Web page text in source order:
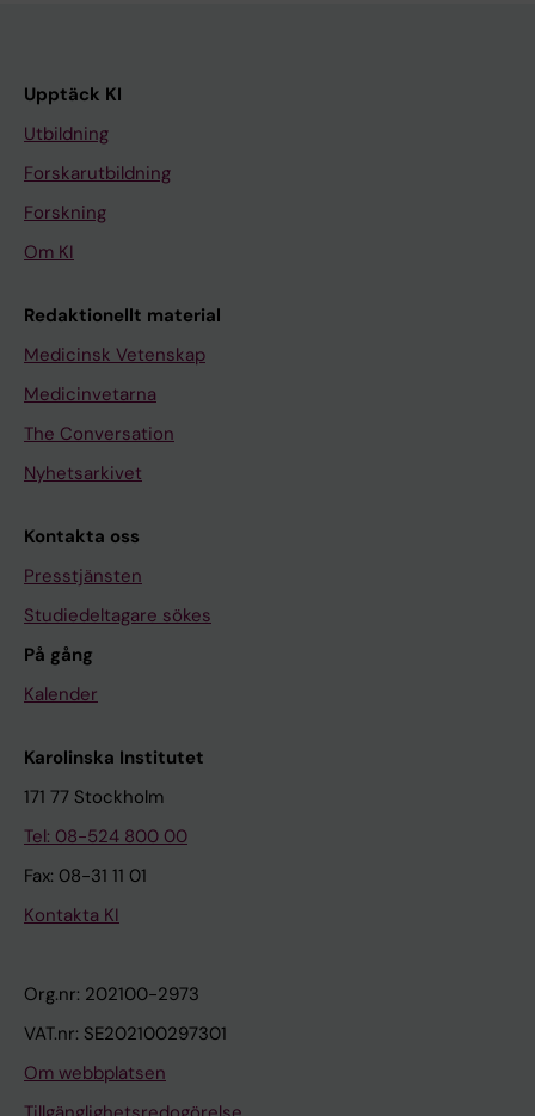
Upptäck KI
Utbildning
Forskarutbildning
Forskning
Om KI
Redaktionellt material
Medicinsk Vetenskap
Medicinvetarna
The Conversation
Nyhetsarkivet
Kontakta oss
Presstjänsten
Studiedeltagare sökes
På gång
Kalender
Karolinska Institutet
171 77 Stockholm
Tel: 08-524 800 00
Fax: 08-31 11 01
Kontakta KI
Org.nr: 202100-2973
VAT.nr: SE202100297301
Om webbplatsen